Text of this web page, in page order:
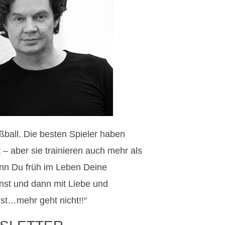
Die besten Spieler haben
– aber sie trainieren auch mehr als
Du früh im Leben Deine
und dann mit Liebe und
geht nicht!!“